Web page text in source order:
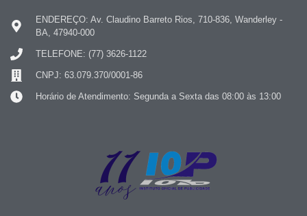
ENDEREÇO: Av. Claudino Barreto Rios, 710-836, Wanderley -
BA, 47940-000
TELEFONE: (77) 3626-1122
CNPJ: 63.079.370/0001-86
Horário de Atendimento: Segunda a Sexta das 08:00 às 13:00